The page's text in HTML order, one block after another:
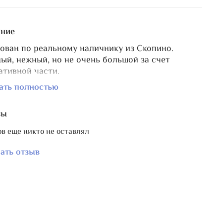
по реальному наличнику из Скопино.
нежный, но не очень большой за счет
части.
поля для пришивания вышивки 20х15 см, общий
25*24,5 см
головные уборы".
и оформленная в наличник работа
для наличника деревянную подставку.
полностью
еще никто не оставлял
отзыв